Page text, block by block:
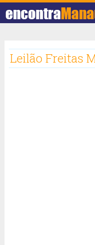
Leilão Freitas